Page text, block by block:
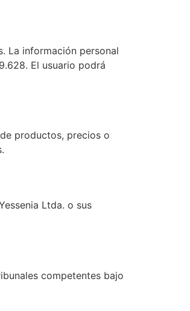
La información personal
El usuario podrá
productos, precios o
Ltda. o sus
competentes bajo